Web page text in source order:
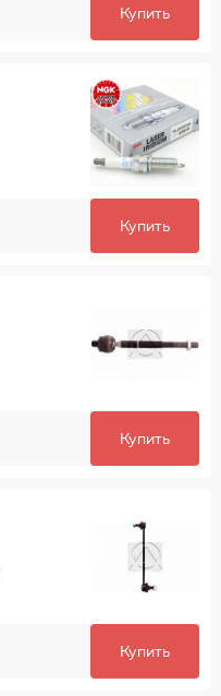
Купить
Купить
Купить
Купить